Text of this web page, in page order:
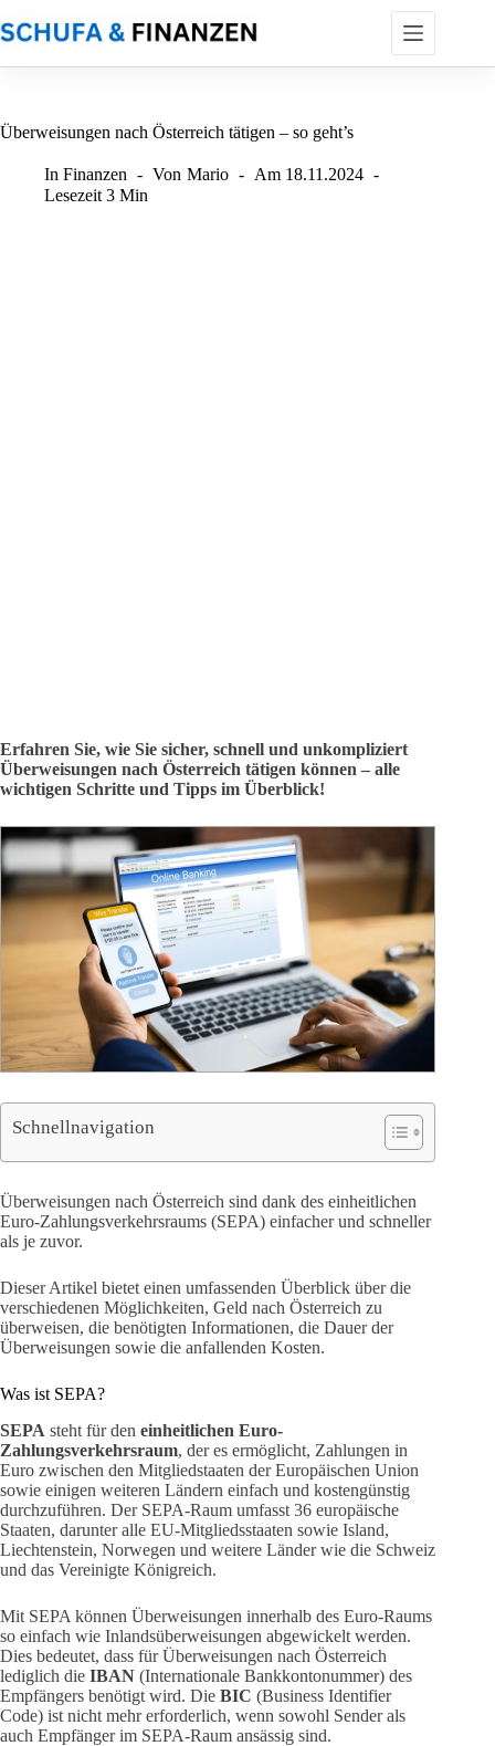
Inhalt
springen
Überweisungen nach Österreich tätigen – so geht’s
In Finanzen Von Mario Am 18.11.2024
Lesezeit 3 Min
Erfahren Sie, wie Sie sicher, schnell und unkompliziert
Überweisungen nach Österreich tätigen können – alle
wichtigen Schritte und Tipps im Überblick!
Schnellnavigation
Überweisungen nach Österreich sind dank des einheitlichen
Euro-Zahlungsverkehrsraums (SEPA) einfacher und schneller
als je zuvor.
Dieser Artikel bietet einen umfassenden Überblick über die
verschiedenen Möglichkeiten, Geld nach Österreich zu
überweisen, die benötigten Informationen, die Dauer der
Überweisungen sowie die anfallenden Kosten.
Was ist SEPA?
SEPA steht für den einheitlichen Euro-
Zahlungsverkehrsraum, der es ermöglicht, Zahlungen in
Euro zwischen den Mitgliedstaaten der Europäischen Union
sowie einigen weiteren Ländern einfach und kostengünstig
durchzuführen. Der SEPA-Raum umfasst 36 europäische
Staaten, darunter alle EU-Mitgliedsstaaten sowie Island,
Liechtenstein, Norwegen und weitere Länder wie die Schweiz
und das Vereinigte Königreich.
Mit SEPA können Überweisungen innerhalb des Euro-Raums
so einfach wie Inlandsüberweisungen abgewickelt werden.
Dies bedeutet, dass für Überweisungen nach Österreich
lediglich die IBAN (Internationale Bankkontonummer) des
Empfängers benötigt wird. Die BIC (Business Identifier
Code) ist nicht mehr erforderlich, wenn sowohl Sender als
auch Empfänger im SEPA-Raum ansässig sind.